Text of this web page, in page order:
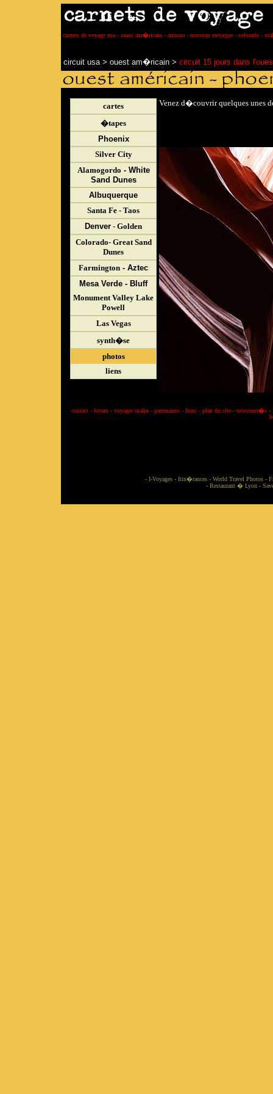
carnets de voyage usa - ouest am�ricain - arizona - nouveau mexique - colorado -
circuit usa> ouest am�ricain > circuit 15 jours dans
cartes
�tapes
Phoenix
Silver City
Alamogordo - White
Sand Dunes
Albuquerque
Santa Fe - Taos
Denver - Golden
Colorado- Great Sand
Dunes
Farmington - Aztec
Mesa Verde - Bluff
Monument Valley Lake
Powell
Las Vegas
synth�se
photos
liens
Venez d�couvrir quelques unes
contact- forum - voyager malin- partenaires- liens- plan du site- nouveaut�s-
- I-Voyages- Itin�rances- World Travel Photos-
- Restaurant � Lyon-